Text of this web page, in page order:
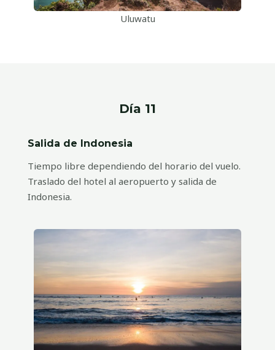
Uluwatu
Día 11
Salida de Indonesia
Tiempo libre dependiendo del horario del vuelo.
Traslado del hotel al aeropuerto y salida de
Indonesia.